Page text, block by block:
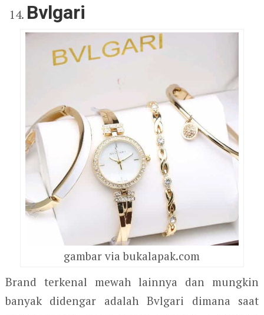
Bvlgari
gambar via bukalapak.com
Brand terkenal mewah lainnya dan mungkin
banyak didengar adalah Bvlgari dimana saat